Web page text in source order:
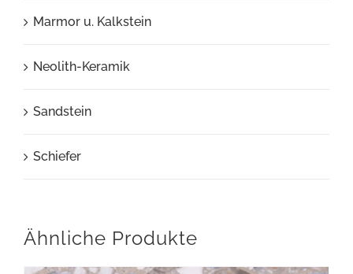
Marmor u. Kalkstein
Neolith-Keramik
Sandstein
Schiefer
Ähnliche Produkte